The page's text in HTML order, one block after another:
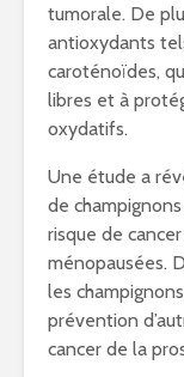
tumorale. De
antioxydants
caroténoïdes,
libres et à
oxydatifs.
Une étude a
de
risque de
ménopausées.
les
prévention
cancer de la